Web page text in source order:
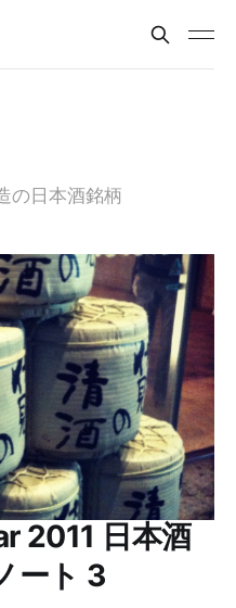
の日本酒銘柄
2011 日本酒
ート 3